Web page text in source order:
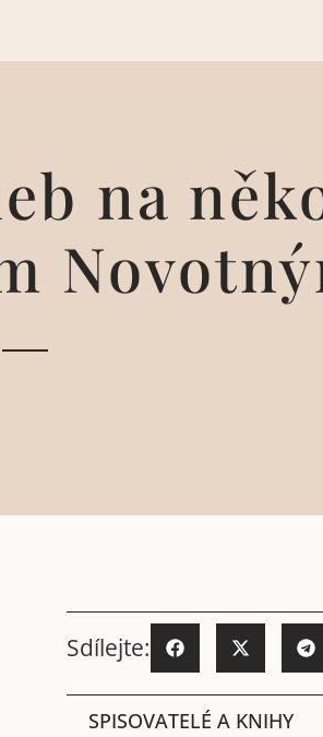
na
Sdílejte:
SPISOVATELÉ A KNIHY